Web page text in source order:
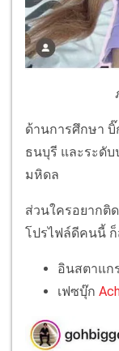
ด้านการศึกษา
ธนบุรี และระดั
มหิดล
ส่วนใครอยากติ
โปรไฟล์ดีคนนี้
อินสตาแก
เฟซบุ๊ก